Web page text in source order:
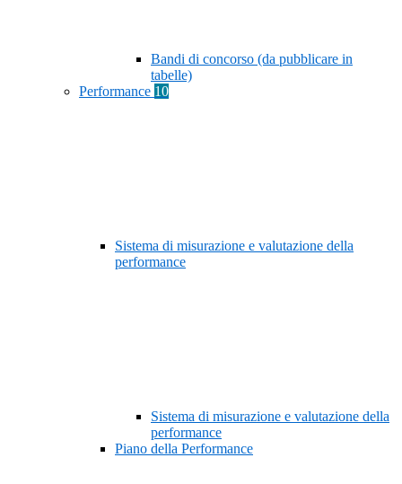
Bandi di concorso (da pubblicare in
tabelle)
Performance 10
Sistema di misurazione e valutazione della
performance
Sistema di misurazione e valutazione della
performance
Piano della Performance